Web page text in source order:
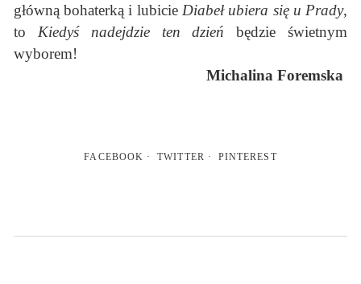
główną bohaterką i lubicie Diabeł ubiera się u Prady,
to Kiedyś nadejdzie ten dzień będzie świetnym
wyborem!
Michalina Foremska
FACEBOOK TWITTER PINTEREST